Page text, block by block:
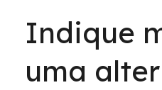
Indique
uma